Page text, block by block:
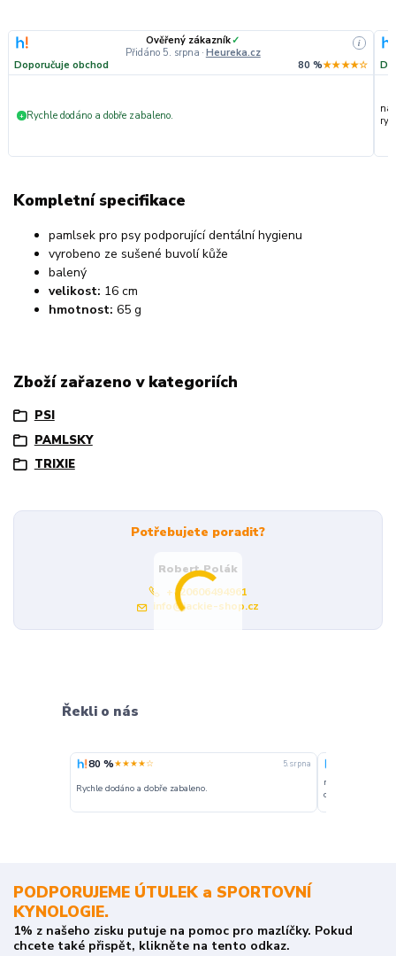
Ověřený zákazník✓
Přidáno 5. srpna · Heureka.cz
i
Doporučuje obchod 80 %★★★★☆
+ Rychle dodáno a dobře zabaleno.
Kompletní specifikace
pamlsek pro psy podporující dentální hygienu
vyrobeno ze sušené buvolí kůže
balený
velikost: 16 cm
hmotnost: 65 g
Zboží zařazeno v kategoriích
PSI
PAMLSKY
TRIXIE
Potřebujete poradit?
Robert Polák
+420606494961
info@jackie-shop.cz
Řekli o nás
80 %★★★★☆ 5. srpna
Rychle dodáno a dobře zabaleno.
nakupuji
o stavu
PODPORUJEME ÚTULEK a SPORTOVNÍ
KYNOLOGIE.
1% z našeho zisku putuje na pomoc pro mazlíčky. Pokud
chcete také přispět, klikněte na tento odkaz.